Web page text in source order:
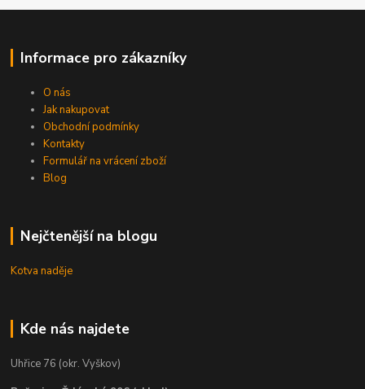
Informace pro zákazníky
O nás
Jak nakupovat
Obchodní podmínky
Kontakty
Formulář na vrácení zboží
Blog
Nejčtenější na blogu
Kotva naděje
Kde nás najdete
Uhřice 76 (okr. Vyškov)